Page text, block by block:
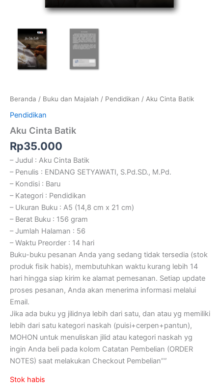
Beranda / Buku dan Majalah / Pendidikan / Aku Cinta Batik
Pendidikan
Aku Cinta Batik
Rp35.000
– Judul : Aku Cinta Batik
– Penulis : ENDANG SETYAWATI, S.Pd.SD., M.Pd.
– Kondisi : Baru
– Kategori : Pendidikan
– Ukuran Buku : A5 (14,8 cm x 21 cm)
– Berat Buku : 156 gram
– Jumlah Halaman : 56
– Waktu Preorder : 14 hari
Buku-buku pesanan Anda yang sedang tidak tersedia (stok
produk fisik habis), membutuhkan waktu kurang lebih 14
hari hingga siap kirim ke alamat pemesanan. Setiap update
proses pesanan, Anda akan menerima informasi melalui
Email.
Jika ada buku yg jilidnya lebih dari satu, dan atau yg memiliki
lebih dari satu kategori naskah (puisi+cerpen+pantun),
MOHON untuk menuliskan jilid atau kategori naskah yg
ingin Anda beli pada kolom Catatan Pembelian (ORDER
NOTES) saat melakukan Checkout Pembelian””
Stok habis